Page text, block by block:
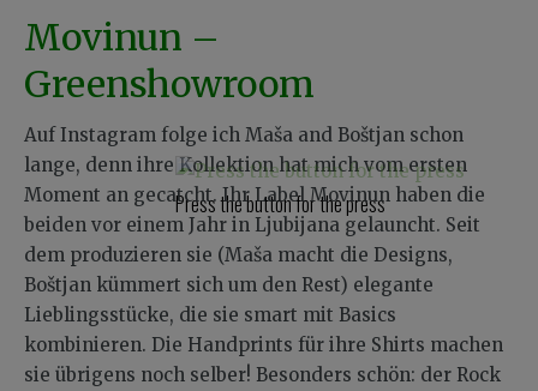
Press the button for the press
Movinun –
Greenshowroom
Auf Instagram folge ich Maša and Boštjan schon
lange, denn ihre Kollektion hat mich vom ersten
Moment an gecatcht. Ihr Label Movinun haben die
beiden vor einem Jahr in Ljubijana gelauncht. Seit
dem produzieren sie (Maša macht die Designs,
Boštjan kümmert sich um den Rest) elegante
Lieblingsstücke, die sie smart mit Basics
kombinieren. Die Handprints für ihre Shirts machen
sie übrigens noch selber! Besonders schön: der Rock